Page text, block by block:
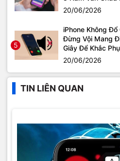
20/06/2026
5
iPhone Không Đổ
Đừng Vội Mang
Giây Để Khắc
20/06/2026
TIN LIÊN QUAN